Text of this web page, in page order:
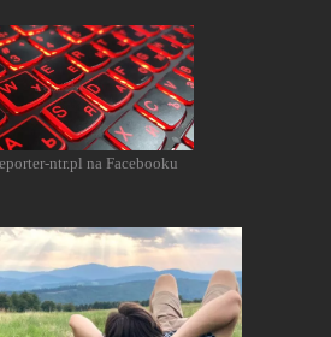
ntr.pl na Facebooku